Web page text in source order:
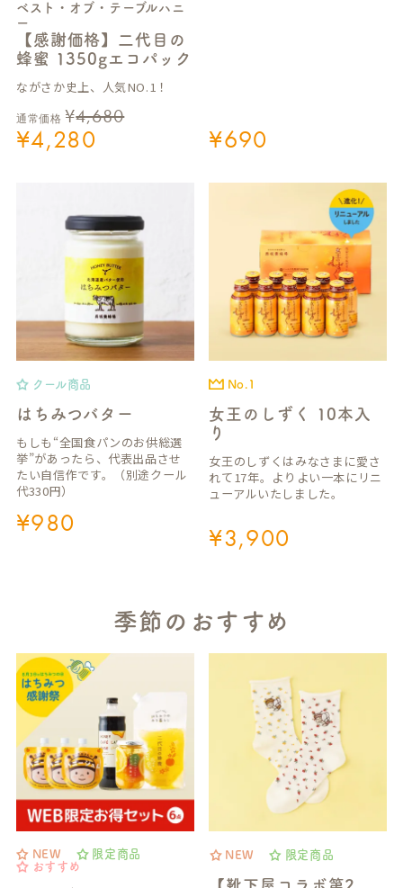
ベスト・オブ・テーブルハニ
ー
【感謝価格】二代目の
蜂蜜 1350gエコパック
ながさか史上、人気NO.1！
通常価格 ¥4,680
¥4,280 ¥690
クール商品
はちみつバター
もしも“全国食パンのお供総選
挙”があったら、代表出品させ
たい自信作です。（別途クール
代330円）
¥980
No.1
女王のしずく 10本入
り
女王のしずくはみなさまに愛さ
れて17年。よりよい一本にリニ
ューアルいたしました。
¥3,900
季節のおすすめ
NEW
限定商品
おすすめ
NEW 限定商品